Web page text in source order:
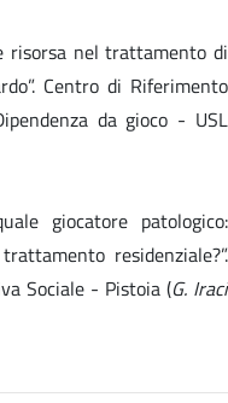
risorsa nel trattamento di
Centro di Riferimento
da gioco - USL
giocatore patologico:
residenziale?”.
Sociale - Pistoia (G. Iraci